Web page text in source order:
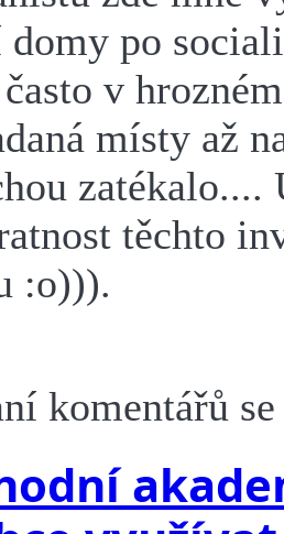
domy po
v
místy až
zatékalo....
těchto
:o))).
komentářů